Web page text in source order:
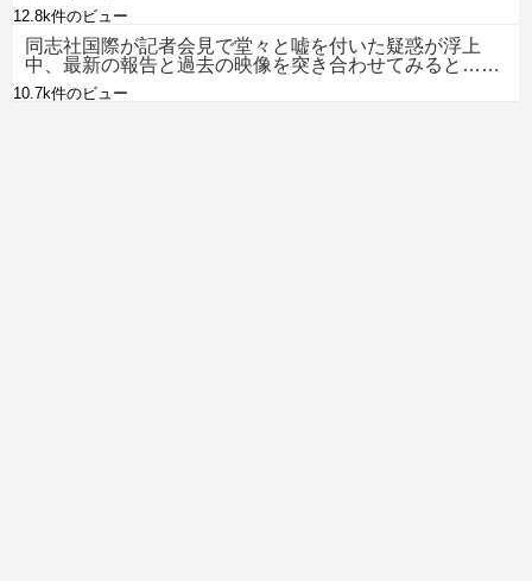
12.8k件のビュー
同志社国際が記者会見で堂々と嘘を付いた疑惑が浮上
中、最新の報告と過去の映像を突き合わせてみると……
10.7k件のビュー